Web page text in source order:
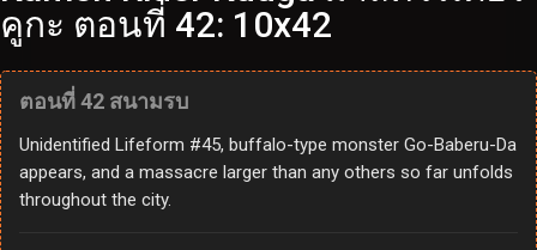
คูกะ ตอนที่ 42: 10x42
ตอนที่ 42 สนามรบ
Unidentified Lifeform #45, buffalo-type monster Go-Baberu-Da
appears, and a massacre larger than any others so far unfolds
throughout the city.